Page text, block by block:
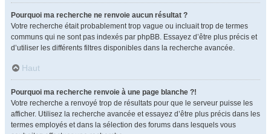
Pourquoi ma recherche ne renvoie aucun résultat ?
Votre recherche était probablement trop vague ou incluait trop de termes
communs qui ne sont pas indexés par phpBB. Essayez d’être plus précis et
d’utiliser les différents filtres disponibles dans la recherche avancée.
Haut
Pourquoi ma recherche renvoie à une page blanche ?!
Votre recherche a renvoyé trop de résultats pour que le serveur puisse les
afficher. Utilisez la recherche avancée et essayez d’être plus précis dans les
termes employés et dans la sélection des forums dans lesquels vous